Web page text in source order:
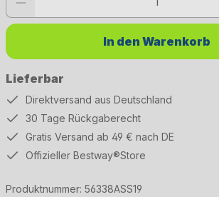
Lieferbar
In den Warenkorb
Direktversand aus Deutschland
30 Tage Rückgaberecht
Gratis Versand ab 49 € nach DE
Offizieller Bestway®Store
Produktnummer: 56338ASS19